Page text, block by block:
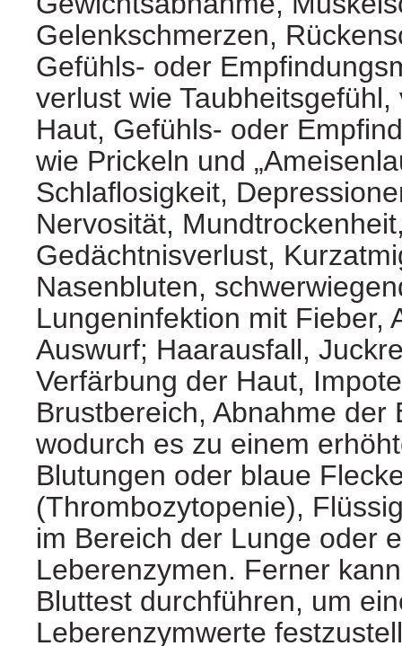
Gelenkschmerzen,
Gefühls- oder
verlust wie
Haut, Gefühls- oder
wie Prickeln und
Schlaflosigkeit,
Nervosität,
Gedächtnisverlust,
Nasenbluten,
Lungeninfektion mit Fieber,
Auswurf; Haarausfall,
Verfärbung der Haut,
Brustbereich, Abnahme der
wodurch es zu einem
Blutungen oder blaue
(Thrombozytopenie),
im Bereich der Lunge oder
Leberenzymen. Ferner
Bluttest durchführen, um
Leberenzymwerte